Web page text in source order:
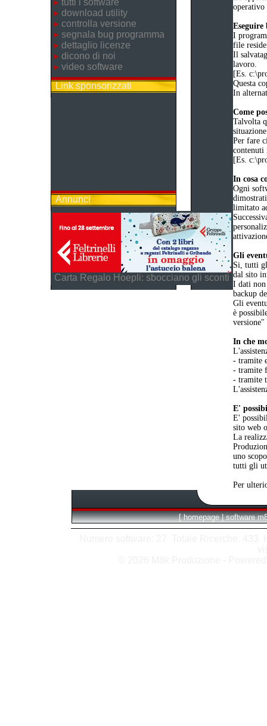
tutti i software
download utility
controlla versione
segnala bug programma
dettaglio licenze
dicono di noi
video software
Link sponsorizzati
Annunci
Carta Regalo Hoepli: sbocciano gli sconti
operativo
I
file
Il
lavoro.
[Es.
Questa
In
Come
Talvolta
Per fare
contenuti
[Es.
In cosa
Ogni
limitato
Gli
Si, tutti
dal sito
I dati
backup
Gli
è
versione"
In che
- tramite
- tramite
- tramite
E'
E'
sito web
La
uno
tutti gli
Per
[ homepage | software